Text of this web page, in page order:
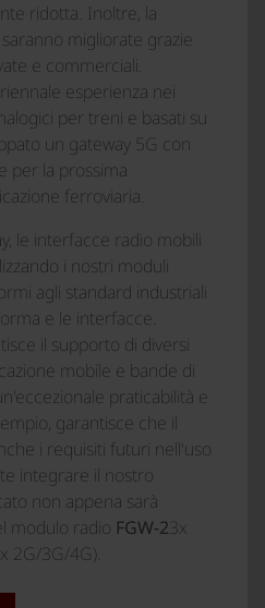
ridotta. Inoltre, la
migliorate grazie
e commerciali.
esperienza nei
per treni e basati su
un gateway 5G con
per la prossima
ferroviaria.
le interfacce radio mobili
i nostri moduli
agli standard industriali
e le interfacce.
il supporto di diversi
mobile e bande di
praticabilità e
garantisce che il
i requisiti futuri nell'uso
integrare il nostro
non appena sarà
modulo radio FGW-23x
2G/3G/4G).